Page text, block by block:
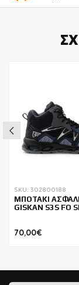
SKU: 302800188
ΜΠΟΤΑΚΙ
GISKAN S3S FO
70,00€